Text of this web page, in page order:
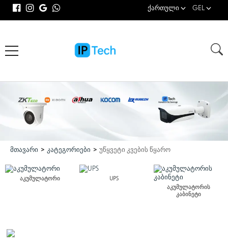
ქართული GEL
მთავარი კატეგორიები უწყვეტი კვების წყარო
აკუმულატორი
UPS
აკუმულატორის
კაბინეტი